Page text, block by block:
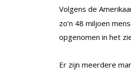
Volgens de
zo’n 48 miljoen
opgenomen in het
Er zijn meerdere